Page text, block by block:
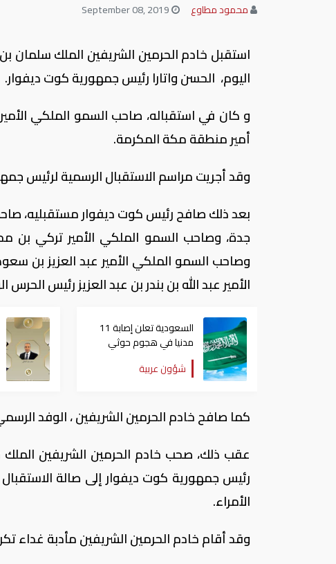
محمود مطاوع
استقبل خادم الحرمين الشريفين الملك سلمان
اليوم، الحسن واتارا رئيس جمهورية كوت ديفوار.
و كان في استقباله، صاحب السمو الملكي
أمير منطقة مكة المكرمة.
وقد أجريت مراسم الاستقبال الرسمية لرئيس
بعد ذلك صافح رئيس كوت ديفوار مستقبليه،
جدة، وصاحب السمو الملكي الأمير تركي بن
وصاحب السمو الملكي الأمير عبد العزيز بن
الأمير عبد الله بن بندر بن عبد العزيز رئيس
السعودية تعلن إصابة 11
مدنيا في هجوم حوثي
على نجران
شؤون عربية
كما صافح خادم الحرمين الشريفين ، الوفد
عقب ذلك، صحب خادم الحرمين الشريفين الملك
رئيس جمهورية كوت ديفوار إلى صالة
الأمراء.
وقد أقام خادم الحرمين الشريفين مأدبة غداء